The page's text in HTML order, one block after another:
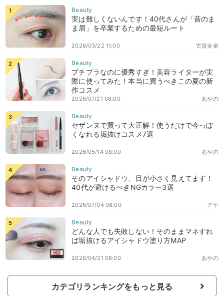
実は難しくないんです！40代さんが「昔のま
ま眉」を卒業するための最短ルート
古賀令奈
2026/03/22 11:00
プチプラなのに優秀すぎ！美容ライターが実
際に使ってみた！本当に買うべきこの夏の新
作コスメ
あやの
2026/07/21 08:00
セザンヌで買って大正解！使うだけで今っぽ
くなれる垢抜けコスメ7選
あやの
2026/05/14 08:00
そのアイシャドウ、目が小さく見えてます！
40代が避けるべきNGカラー3選
アヤ
2026/07/04 08:00
どんな人でも失敗しない！そのままマネすれ
ば垢抜けるアイシャドウ塗り方MAP
あやの
2026/04/21 08:00
カテゴリランキングをもっと見る